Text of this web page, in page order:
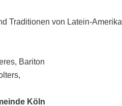
Traditionen von Latein-Amerika
Bariton
Köln